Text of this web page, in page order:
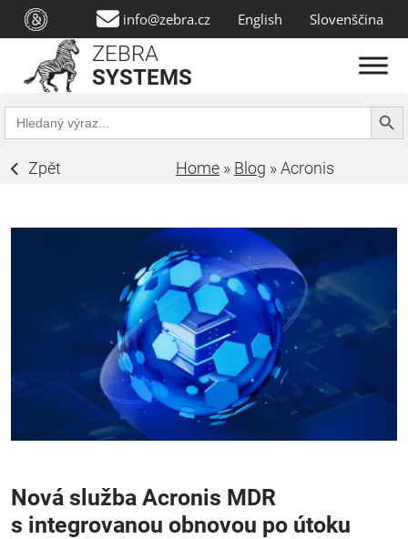
info@zebra.cz English Slovenščina
ZEBRA
SYSTEMS
Search
for:
Search
Zpět Home » Blog »Acronis
Nová služba Acronis MDR
s integrovanou obnovou po útoku